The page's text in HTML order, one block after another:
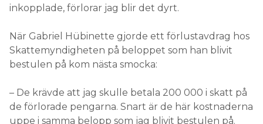
inkopplade, förlorar jag blir det dyrt.
När Gabriel Hübinette gjorde ett förlustavdrag hos
Skattemyndigheten på beloppet som han blivit
bestulen på kom nästa smocka:
– De krävde att jag skulle betala 200 000 i skatt på
de förlorade pengarna. Snart är de här kostnaderna
uppe i samma belopp som jag blivit bestulen på.